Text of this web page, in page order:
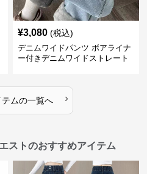
¥3,080 (税込)
デニムワイドパンツ ボアライナ
ー付きデニムワイドストレート
テムの一覧へ ›
ストのおすすめアイテム